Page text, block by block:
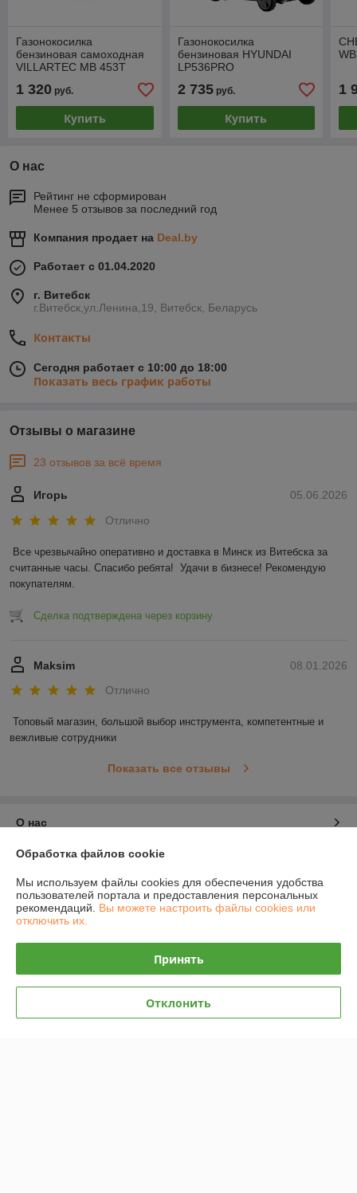
Газонокосилка
бензиновая самоходная
VILLARTEC MB 453T
1 320 руб.
Купить
Газонокосилка
бензиновая HYUNDAI
LP536PRO
2 735руб.
Купить
1
О нас
Рейтинг не сформирован
Менее 5 отзывов за последний год
Компания продает на Deal.by
Работает с 01.04.2020
г. Витебск
г.Витебск,ул.Ленина,19, Витебск, Беларусь
Контакты
Сегодня работает с 10:00 до 18:00
Показать весь график работы
Отзывы о магазине
23 отзывов за всё время
05.06.2026
Игорь
Отлично
Все чрезвычайно оперативно и доставка в Минск из Витебска за
считанные часы. Спасибо ребята!  Удачи в бизнесе! Рекомендую
покупателям.
Сделка подтверждена через корзину
08.01.2026
Maksim
Отлично
Топовый магазин, большой выбор инструмента, компетентные и
вежливые сотрудники
Показать все отзывы
О нас
Контакты
Доставка и оплата
Полная версия сайта
Политика обработки cookies
Обработка файлов cookie
Мы используем файлы cookies для обеспечения удобства
пользователей портала и предоставления персональных
рекомендаций. Вы можете настроить файлы cookies или
отключить их.
Принять
Отклонить